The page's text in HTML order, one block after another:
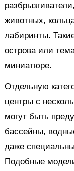
животных,
лабиринты.
острова или
миниатюре.
Отдельную
центры с
могут быть
бассейны,
даже
Подобные